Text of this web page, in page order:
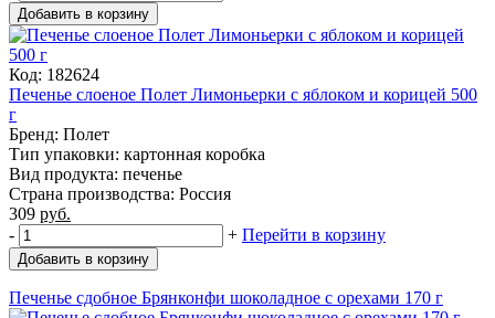
Добавить в корзину
Код: 182624
Печенье слоеное Полет Лимоньерки с яблоком и корицей 500
г
Бренд: Полет
Тип упаковки: картонная коробка
Вид продукта: печенье
Страна производства: Россия
309 руб.
-
+ Перейти в корзину
Добавить в корзину
Печенье сдобное Брянконфи шоколадное с орехами 170 г